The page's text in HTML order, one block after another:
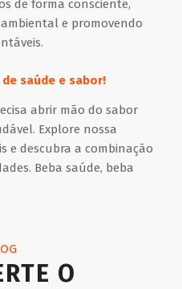
de forma consciente,
e promovendo
de saúde e sabor!
abrir mão do sabor
Explore nossa
e descubra a combinação
Beba saúde, beba
O